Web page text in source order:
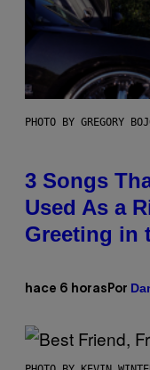
PHOTO BY GREGORY
3 Songs
Used As a
Greeting in
hace 6 horas Por